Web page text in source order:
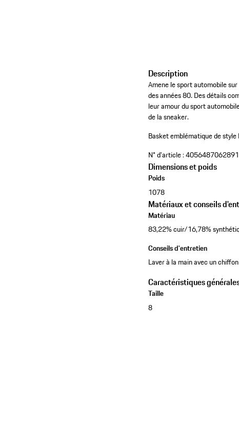
Description
Amene le sport automobile
des années 80. Des détails
leur amour du sport
de la sneaker.
Basket emblématique de
N° d'article :4056487062891
Dimensions et poids
Poids
1078
Matériaux et conseils
Matériau
83,22% cuir/16,78%
Conseils d'entretien
Laver à la main avec un
Caractéristiques
Taille
8